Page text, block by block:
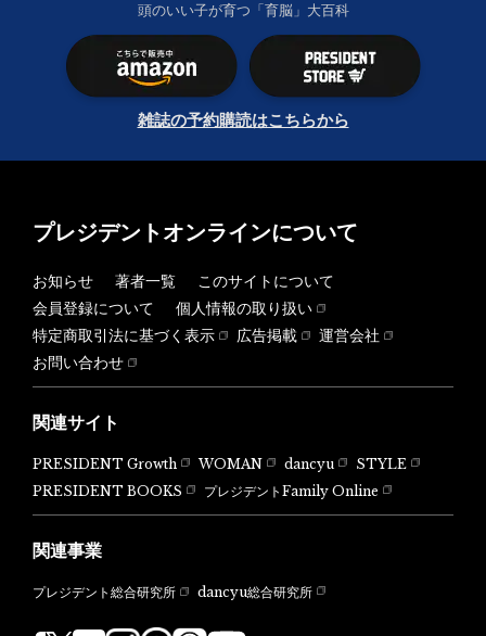
頭のいい子が育つ「育脳」大百科
雑誌の予約購読はこちらから
プレジデントオンラインについて
お知らせ 著者一覧
このサイトについて
会員登録について
個人情報の取り扱い
特定商取引法に基づく表示
広告掲載
運営会社
お問い合わせ
関連サイト
PRESIDENT Growth WOMAN dancyu
STYLE
PRESIDENT BOOKS
プレジデントFamily Online
関連事業
プレジデント総合研究所 dancyu総合研究所